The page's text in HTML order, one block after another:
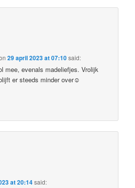
29 april 2023 at 07:10said:
mee, evenals madeliefjes. Vrolijk
er steeds minder over☺
at 20:14said: